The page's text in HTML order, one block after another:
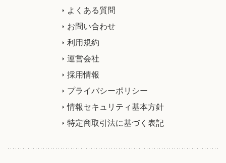
よくある質問
お問い合わせ
利用規約
運営会社
採用情報
プライバシーポリシー
情報セキュリティ基本方針
特定商取引法に基づく表記